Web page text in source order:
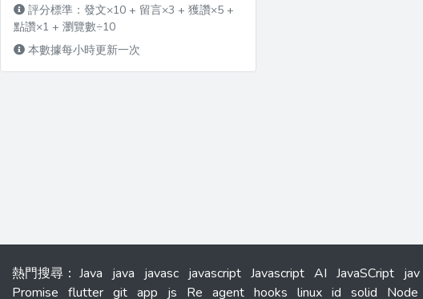
評分標準：發文×10 + 留言×3 + 獲讚×5 +
點讚×1 + 瀏覽數÷10
本數據每小時更新一次
熱門搜尋 ： Java java javasc javascript Javascript AI JavaSCript jav
Promise flutter git app js Re agent hooks linux id solid Node